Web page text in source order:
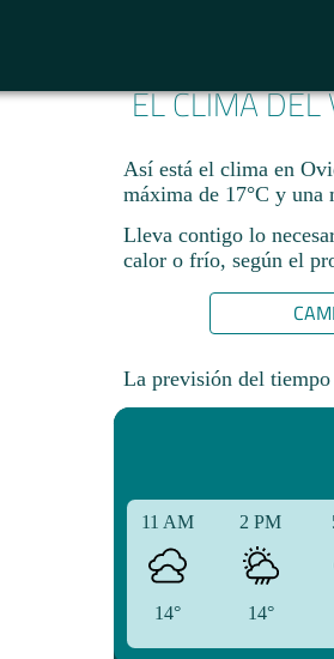
EL CLIMA
Así está el clima en
máxima de 17°C y una
Lleva contigo lo
calor o frío, según el
La previsión del tiempo
11 AM
14°
2 PM
14°